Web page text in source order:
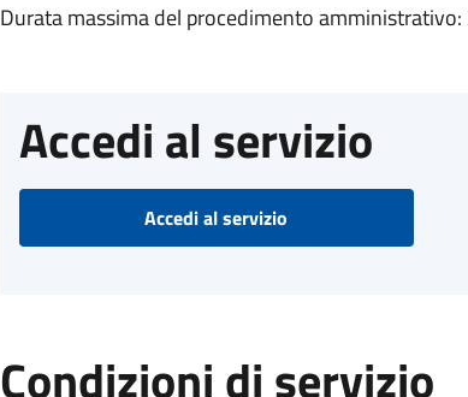
Durata massima del procedimento
Accedi al servizio
Accedi al servizio
Condizioni di servizio